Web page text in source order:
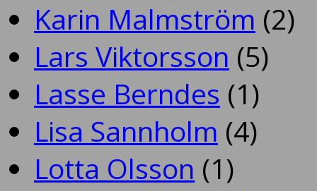
Karin Malmström (2)
Lars Viktorsson (5)
Lasse Berndes (1)
Lisa Sannholm (4)
Lotta Olsson (1)